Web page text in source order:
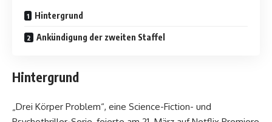
Hintergrund
Ankündigung der zweiten Staffel
Hintergrund
„Drei Körper Problem“, eine Science-Fiction- und